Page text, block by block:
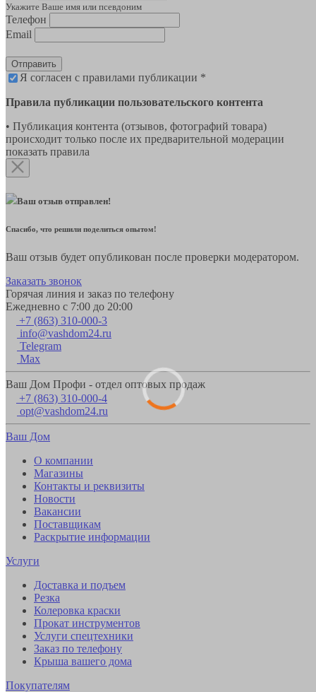
Укажите Ваше имя или псевдоним
Телефон
Email
Отправить
Я согласен с правилами публикации *
Правила публикации пользовательского контента
• Публикация контента (отзывов, фотографий товара)
происходит только после их предварительной модерации
показать правила
Ваш отзыв отправлен!
Спасибо, что решили поделиться опытом!
Ваш отзыв будет опубликован после проверки модератором.
Заказать звонок
Горячая линия и заказ по телефону
Ежедневно с 7:00 до 20:00
+7 (863) 310-000-3
info@vashdom24.ru
Telegram
Max
Ваш Дом Профи - отдел оптовых продаж
+7 (863) 310-000-4
opt@vashdom24.ru
Ваш Дом
О компании
Магазины
Контакты и реквизиты
Новости
Вакансии
Поставщикам
Раскрытие информации
Услуги
Доставка и подъем
Резка
Колеровка краски
Прокат инструментов
Услуги спецтехники
Заказ по телефону
Крыша вашего дома
Покупателям